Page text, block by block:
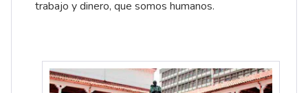
trabajo y dinero, que somos humanos.